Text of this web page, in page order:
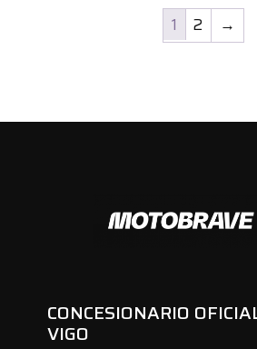
1 2 →
CONCESIONARIO
VIGO